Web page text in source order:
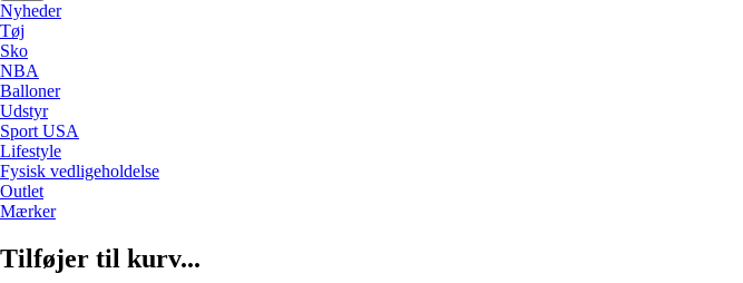
Nyheder
Tøj
Sko
NBA
Balloner
Udstyr
Sport USA
Lifestyle
Fysisk vedligeholdelse
Outlet
Mærker
Tilføjer til kurv...